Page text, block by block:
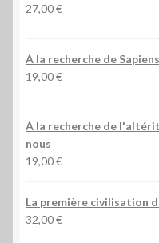
27,00€
À la recherche de
19,00€
À la recherche de
nous
19,00€
La première civilisation
32,00€